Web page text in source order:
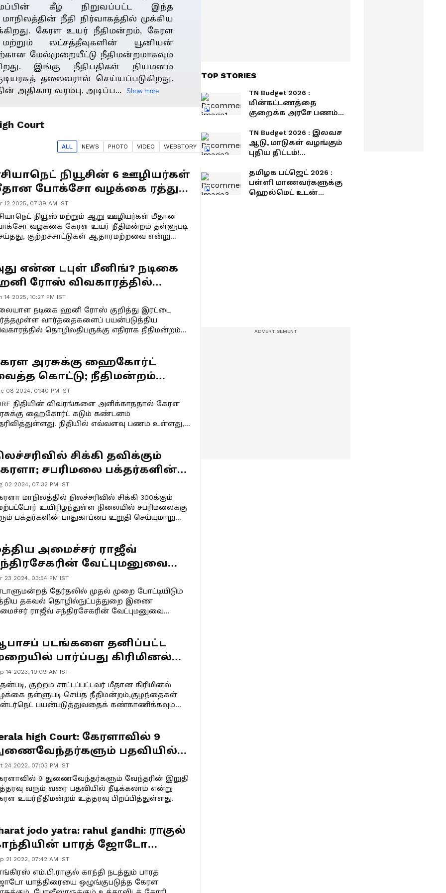
கீழ் நிறுவப்பட்ட இந்த
நீதி நிர்வாகத்தில் முக்கிய
கேரள உயர் நீதிமன்றம், கேரள
லட்சத்தீவுகளின் யூனியன்
மேல்முறையீட்டு நீதிமன்றமாகவும்
இங்கு நீதிபதிகள் நியமனம்
தலைவரால் செய்யப்படுகிறது.
அதிகார வரம்பு, அடிப்ப...
Show more
Court
ALL NEWS PHOTO VIDEO WEBSTORY
நியூசின் 6 ஊழியர்கள்
போக்சோ வழக்கை ரத்து
கேரளா உயர் நீதிமன்றம்
12 2025, 07:39 AM IST
நியூஸ் மற்றும் ஆறு ஊழியர்கள் மீதான
வழக்கை கேரள உயர் நீதிமன்றம் தள்ளுபடி
குற்றச்சாட்டுகள் ஆதாரமற்றவை என்று
நீதிமன்றம் ஏற்றுக்கொண்டது. மேலும்
விசாரணைக்கு போதுமான ஆதாரம் இல்லை
கூறியது.
என்ன டபுள் மீனிங்? நடிகை
ரோஸ் விவகாரத்தில்
நீதிமன்றம் அதிரடி
14 2025, 10:27 PM IST
நடிகை ஹனி ரோஸ் குறித்து இரட்டை
வார்த்தைகளைப் பயன்படுத்திய
தொழிலதிபருக்கு எதிராக நீதிமன்றம்
அரசுக்கு ஹைகோர்ட்
கொட்டு; நீதிமன்றம்
கேள்வி
08 2024, 01:40 PM IST
நிதியின் விவரங்களை அளிக்காததால் கேரள
ஹைகோர்ட் கடும் கண்டனம்
நிதியில் எவ்வளவு பணம் உள்ளது,
UDF கூட்டணியை விமர்சித்துள்ளார்.
சிக்கி தவிக்கும்
சபரிமலை பக்தர்களின்
குறித்து கேள்வி
நீதிமன்றம்
02 2024, 07:32 PM IST
மாநிலத்தில் நிலச்சரிவில் சிக்கி 300க்கும்
உயிரிழந்துள்ள நிலையில் சபரிமலைக்கு
பக்தர்களின் பாதுகாப்பை உறுதி செய்யுமாறு
அமைச்சர் ராஜீவ்
வேட்புமனுவை
கோரிய மனு
23 2024, 03:54 PM IST
தேர்தலில் முதல் முறை போட்டியிடும்
தகவல் தொழில்நுட்பத்துறை இணை
ராஜீவ் சந்திரசேகரின் வேட்புமனுவை
படங்களை தனிப்பட்ட
பார்ப்பது கிரிமினல்
அல்ல: கேரள உயர்
தீர்ப்பு
14 2023, 10:09 AM IST
குற்றம் சாட்டப்பட்டவர் மீதான கிரிமினல்
தள்ளுபடி செய்த நீதிமன்றம்,குழந்தைகள்
பயன்படுத்துவதைக் கண்காணிக்கவும்
high Court: கேரளாவில் 9
பதவியில்
உயர்நீதிமன்றம்
24 2022, 07:03 PM IST
9 துணைவேந்தர்களும் வேந்தரின் இறுதி
வரும் வரை பதவியில் நீடிக்கலாம் என்று
உயர்நீதிமன்றம் உத்தரவு பிறப்பித்துள்ளது.
jodo yatra: rahul gandhi: ராகுல்
பாரத் ஜோடோ
கேரள உயர்
வழக்கு
21 2022, 07:42 AM IST
எம்.பி.ராகுல் காந்தி நடத்தும் பாரத்
யாத்திரையை ஒழுங்குபடுத்த கேரள
TOP STORIES
TN Budget 2026 :
மின்கட்டணத்தை
குறைக்க அரசே பணம்
முழு விவரம்!
TN Budget 2026 : இலவச
ஆடு, மாடுகள் வழங்கும்
புதிய திட்டம்!
கிடைக்கும்?
தமிழக பட்ஜெட் 2026 :
பள்ளி மாணவர்களுக்கு
ஹெல்மெட் உடன்